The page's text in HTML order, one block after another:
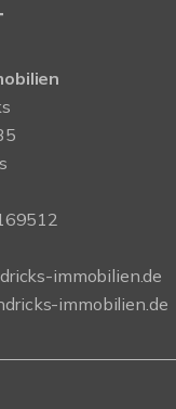
immobilien.de
immobilien.de